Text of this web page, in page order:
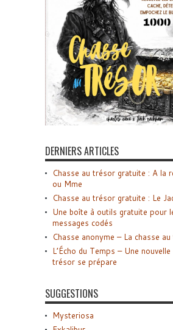
DERNIERS ARTICLES
Chasse au trésor gratuite : A la
ou Mme
Chasse au trésor gratuite : Le
Une boîte à outils gratuite pour
messages codés
Chasse anonyme – La chasse
L’Écho du Temps – Une
trésor se prépare
SUGGESTIONS
Mysteriosa